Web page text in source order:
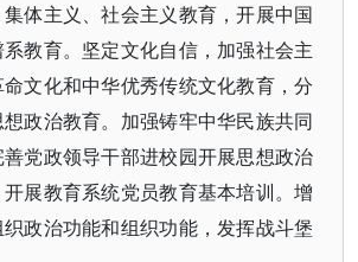
体主义、社会主义教育，开展中国
教育。坚定文化自信，加强社会主
文化和中华优秀传统文化教育，分
政治教育。加强铸牢中华民族共同
党政领导干部进校园开展思想政治
展教育系统党员教育基本培训。增
政治功能和组织功能，发挥战斗堡